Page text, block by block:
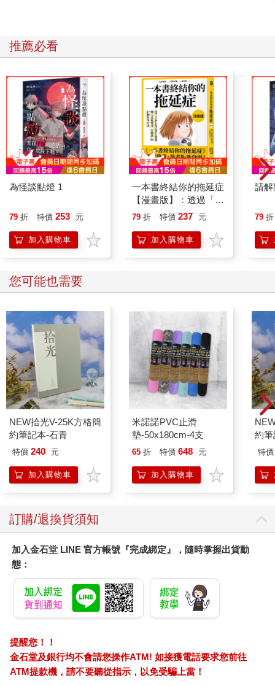
的時候。尤其當學生越學越深，眾多的「為什麼」往往也接踵而
在面對各種日語上的刁鑽問題，都能迎刃而解，游刃有餘。
【本書特色】
★ 主題說明：主題中將同一句話不同表達方式的差別做出細微的
詳細解說，並且提出什麼樣的表達是明顯錯誤的日語，讓你可以
避免再使用。
★ 重點比較：主題介紹的細微詳解，亦有用圖表區分差異。圖表
簡單、一目了然，容易吸收。
★ 會話應用：主題最後應用當課的所有的說明，將其組成一篇會
★ 表達意圖的應用說明：內容量大，能一次弄懂許多類似但不同
說法的日語句型。
★ 總整理：將所有重點比較分析重新整理，依情況加入新的例
★ 方便反向查找的索引：用50音排列的文法索引，方便讀者臨時
需要時的查找。
推薦必看
為怪談點燈 1
79 折 特價 253 元
加入購物車
一本書終結你的拖延症
【漫畫版】：透過「小
行動」打開大腦的行動
「行動派」的37個科
學方法
79 折 特價 237 元
加入購物車
請解
79 折
您可能也需要
NEW拾光V-25K方格簡
約筆記本-石青
特價 240 元
加入購物車
米諾諾PVC止滑
墊-50x180cm-4支
65 折 特價 648 元
加入購物車
約
特價
訂購/退換貨須知
加入金石堂 LINE 官方帳號『完成綁定』，隨時掌握出貨動
態：
提醒您！！
金石堂及銀行均不會請您操作ATM! 如接獲電話要求您前往
ATM提款機，請不要聽從指示，以免受騙上當！